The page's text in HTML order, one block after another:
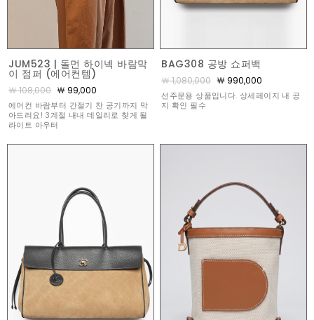
JUM523 | 돌먼 하이넥 바람막
이 점퍼 (에어컨템)
￦ 108,000 ￦ 99,000
에어컨 바람부터 간절기 찬 공기까지 막
아드려요! 3계절 내내 데일리로 찾게 될
라이트 아우터
BAG308 공방 쇼퍼백
￦ 1,080,000 ￦ 990,000
선주문용 상품입니다. 상세페이지 내 공
지 확인 필수